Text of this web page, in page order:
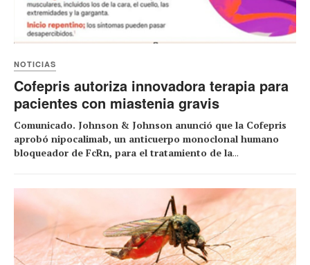
NOTICIAS
Cofepris autoriza innovadora terapia para
pacientes con miastenia gravis
Comunicado. Johnson & Johnson anunció que la Cofepris
aprobó nipocalimab, un anticuerpo monoclonal humano
bloqueador de FcRn, para el tratamiento de la...